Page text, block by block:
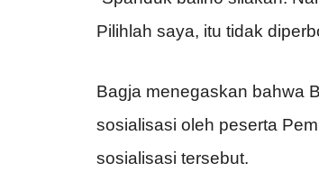
Pilihlah saya, itu tidak
Bagja menegaskan bahwa
sosialisasi oleh peserta
sosialisasi tersebut.